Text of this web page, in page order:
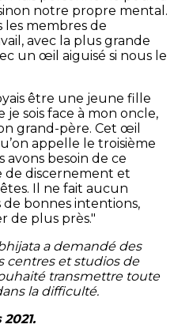
notre propre mental.
les membres de
avec la plus grande
un œil aiguisé si nous le
être une jeune fille
sois face à mon oncle,
grand-père. Cet œil
appelle le troisième
besoin de ce
de discernement et
Il ne fait aucun
bonnes intentions,
de plus près."
a demandé des
centres et studios de
transmettre toute
la difficulté.